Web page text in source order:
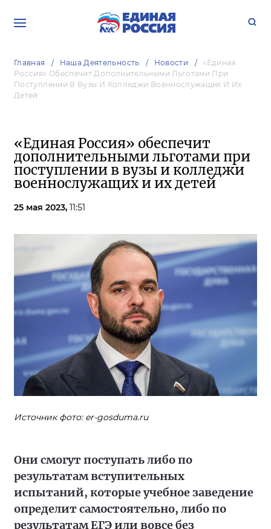
Главная Наша Деятельность Новости
«Единая
Россия» Обеспечит Дополнительными Льготами При
Поступлении В Вузы И Колледжи Военнослужащих И Их
Детей
«Единая Россия» обеспечит
дополнительными льготами при
поступлении в вузы и колледжи
военнослужащих и их детей
25 мая 2023, 11:51
Источник фото: er-gosduma.ru
Они смогут поступать либо по
результатам вступительных
испытаний, которые учебное заведение
определит самостоятельно, либо по
результатам ЕГЭ или вовсе без